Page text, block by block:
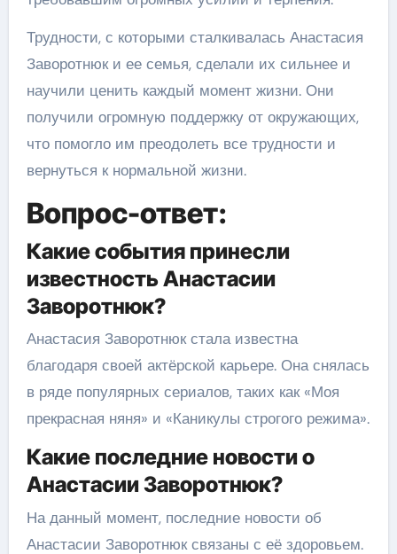
Трудности, с которыми сталкивалась Анастасия
Заворотнюк и ее семья, сделали их сильнее и
научили ценить каждый момент жизни. Они
получили огромную поддержку от окружающих,
что помогло им преодолеть все трудности и
вернуться к нормальной жизни.
Вопрос-ответ:
Какие события принесли
известность Анастасии
Заворотнюк?
Анастасия Заворотнюк стала известна
благодаря своей актёрской карьере. Она снялась
в ряде популярных сериалов, таких как «Моя
прекрасная няня» и «Каникулы строгого режима».
Какие последние новости о
Анастасии Заворотнюк?
На данный момент, последние новости об
Анастасии Заворотнюк связаны с её здоровьем.